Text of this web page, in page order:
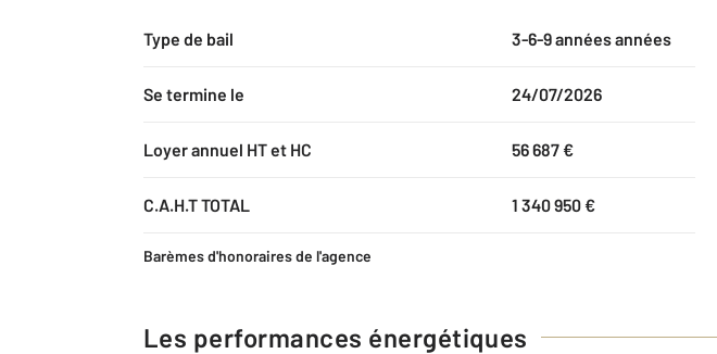
Type de bail 3-6-9 années années
Se termine le 24/07/2026
Loyer annuel HT et HC 56 687 €
C.A.H.T TOTAL 1 340 950 €
Barèmes d'honoraires de l'agence
Les performances énergétiques